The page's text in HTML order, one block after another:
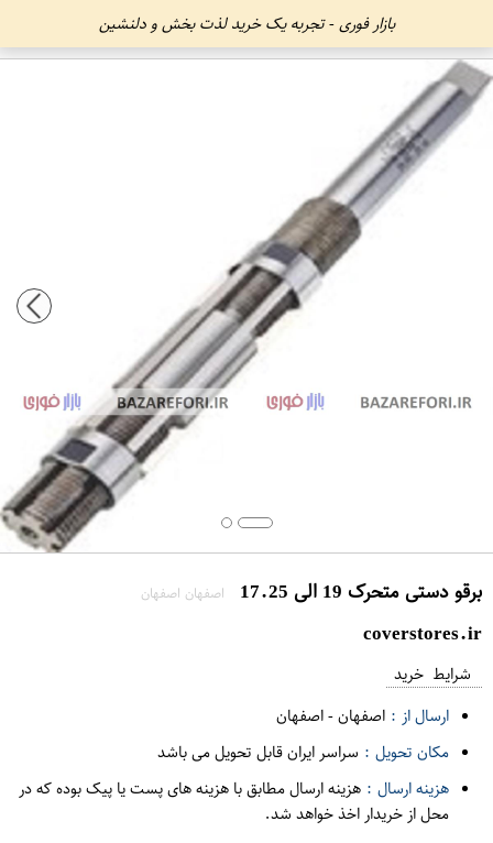
بازار فوری - تجربه یک خرید لذت بخش و دلنشین
برقو دستی متحرک 19 الی 17.25 اصفهان اصفهان
coverstores.ir
شرایط خرید
ارسال از : اصفهان-اصفهان
مکان تحویل : سراسر ایران قابل تحویل می باشد
هزینه ارسال : هزینه ارسال مطابق با هزینه های پست یا پیک بوده که در
محل از خریدار اخذ خواهد شد.